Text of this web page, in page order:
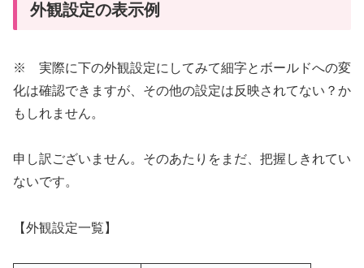
外観設定の表示例
※ 実際に下の外観設定にしてみて細字とボールドへの変
化は確認できますが、その他の設定は反映されてない？か
もしれません。
申し訳ございません。そのあたりをまだ、把握しきれてい
ないです。
【外観設定一覧】